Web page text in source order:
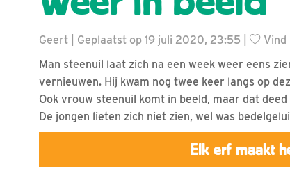
Geert | Geplaatst op 19 juli 2020, 23:55 | Vind
Man steenuil laat zich na een week weer eens
vernieuwen. Hij kwam nog twee keer langs op
Ook vrouw steenuil komt in beeld, maar dat deed
De jongen lieten zich niet zien, wel was
Elk erf maakt